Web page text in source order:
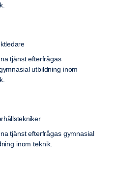
tjänst efterfrågas
utbildning inom
tjänst efterfrågas gymnasial
inom teknik.